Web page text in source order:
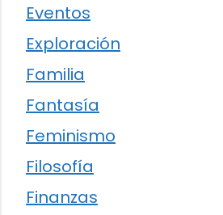
Eventos
Exploración
Familia
Fantasía
Feminismo
Filosofía
Finanzas